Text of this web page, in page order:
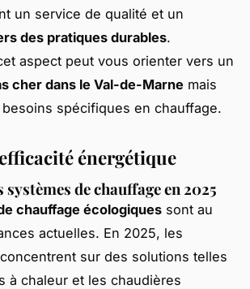
un service de qualité et un
des pratiques durables.
aspect peut vous orienter vers un
cher dans le Val-de-Marne mais
spécifiques en chauffage.
énergétique
systèmes de chauffage en 2025
chauffage écologiques sont au
actuelles. En 2025, les
sur des solutions telles
à chaleur et les chaudières